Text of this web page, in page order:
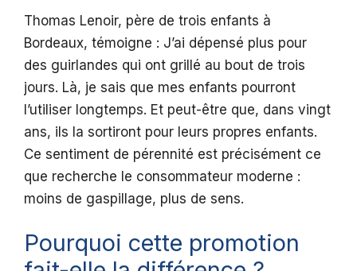
Thomas Lenoir, père de trois enfants à
Bordeaux, témoigne : J’ai dépensé plus pour
des guirlandes qui ont grillé au bout de trois
jours. Là, je sais que mes enfants pourront
l’utiliser longtemps. Et peut-être que, dans vingt
ans, ils la sortiront pour leurs propres enfants.
Ce sentiment de pérennité est précisément ce
que recherche le consommateur moderne :
moins de gaspillage, plus de sens.
Pourquoi cette promotion